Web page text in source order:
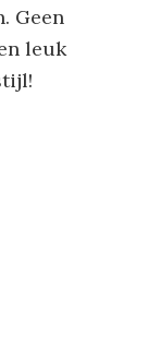
Geen
leuk